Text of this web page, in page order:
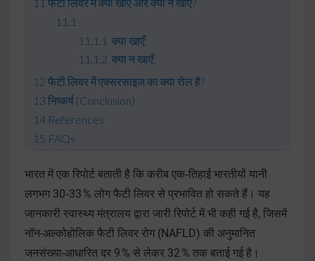
क्या खाएँ:
क्या न खाएँ:
फैटी लिवर में एक्सरसाइज का क्या रोल है?
निष्कर्ष (Conclusion)
References
FAQs
भारत में एक रिपोर्ट बताती है कि करीब एक‑तिहाई भारतीयों यानी
लगभग 30‑33 % लोग फैटी लिवर से प्रभावित हो सकते हैं। यह
जानकारी स्वास्थ्य मंत्रालय द्वारा जारी रिपोर्ट में भी कही गई है, जिसमें
नॉन-अल्कोहोलिक फैटी लिवर रोग (NAFLD) की अनुमानित
जनसंख्या-आधारित दर 9 % से लेकर 32 % तक बताई गई है।